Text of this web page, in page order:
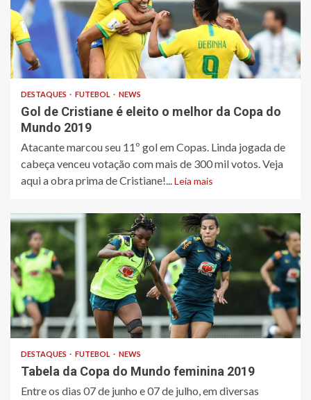
DESTAQUES FUTEBOL NEWS
Gol de Cristiane é eleito o melhor da Copa do
Mundo 2019
Atacante marcou seu 11º gol em Copas. Linda jogada de
cabeça venceu votação com mais de 300 mil votos. Veja
aqui a obra prima de Cristiane!...Leia mais
DESTAQUES FUTEBOL NEWS
Tabela da Copa do Mundo feminina 2019
Entre os dias 07 de junho e 07 de julho, em diversas